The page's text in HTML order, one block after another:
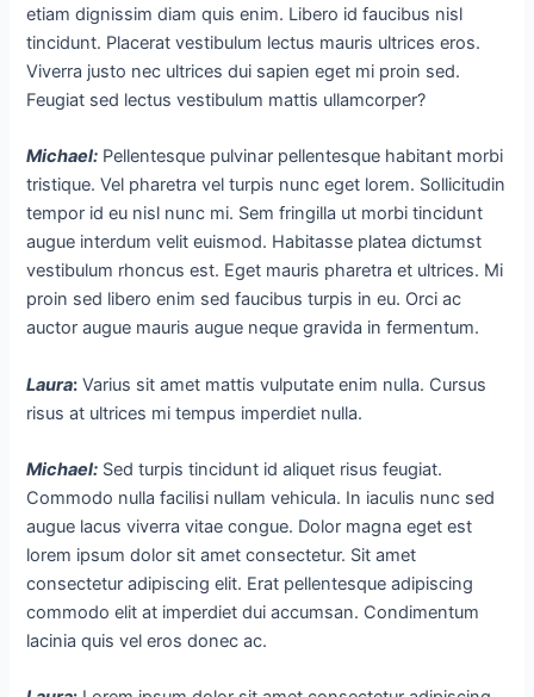
etiam dignissim diam quis enim. Libero id faucibus nisl
tincidunt. Placerat vestibulum lectus mauris ultrices eros.
Viverra justo nec ultrices dui sapien eget mi proin sed.
Feugiat sed lectus vestibulum mattis ullamcorper?
Michael: Pellentesque pulvinar pellentesque habitant morbi
tristique. Vel pharetra vel turpis nunc eget lorem. Sollicitudin
tempor id eu nisl nunc mi. Sem fringilla ut morbi tincidunt
augue interdum velit euismod. Habitasse platea dictumst
vestibulum rhoncus est. Eget mauris pharetra et ultrices. Mi
proin sed libero enim sed faucibus turpis in eu. Orci ac
auctor augue mauris augue neque gravida in fermentum.
Laura: Varius sit amet mattis vulputate enim nulla. Cursus
risus at ultrices mi tempus imperdiet nulla.
Michael: Sed turpis tincidunt id aliquet risus feugiat.
Commodo nulla facilisi nullam vehicula. In iaculis nunc sed
augue lacus viverra vitae congue. Dolor magna eget est
lorem ipsum dolor sit amet consectetur. Sit amet
consectetur adipiscing elit. Erat pellentesque adipiscing
commodo elit at imperdiet dui accumsan. Condimentum
lacinia quis vel eros donec ac.